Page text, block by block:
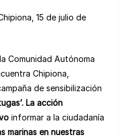
15 de julio de
Comunidad Autónoma
Chipiona,
de sensibilización
La acción
informar a la ciudadanía
marinas en nuestras